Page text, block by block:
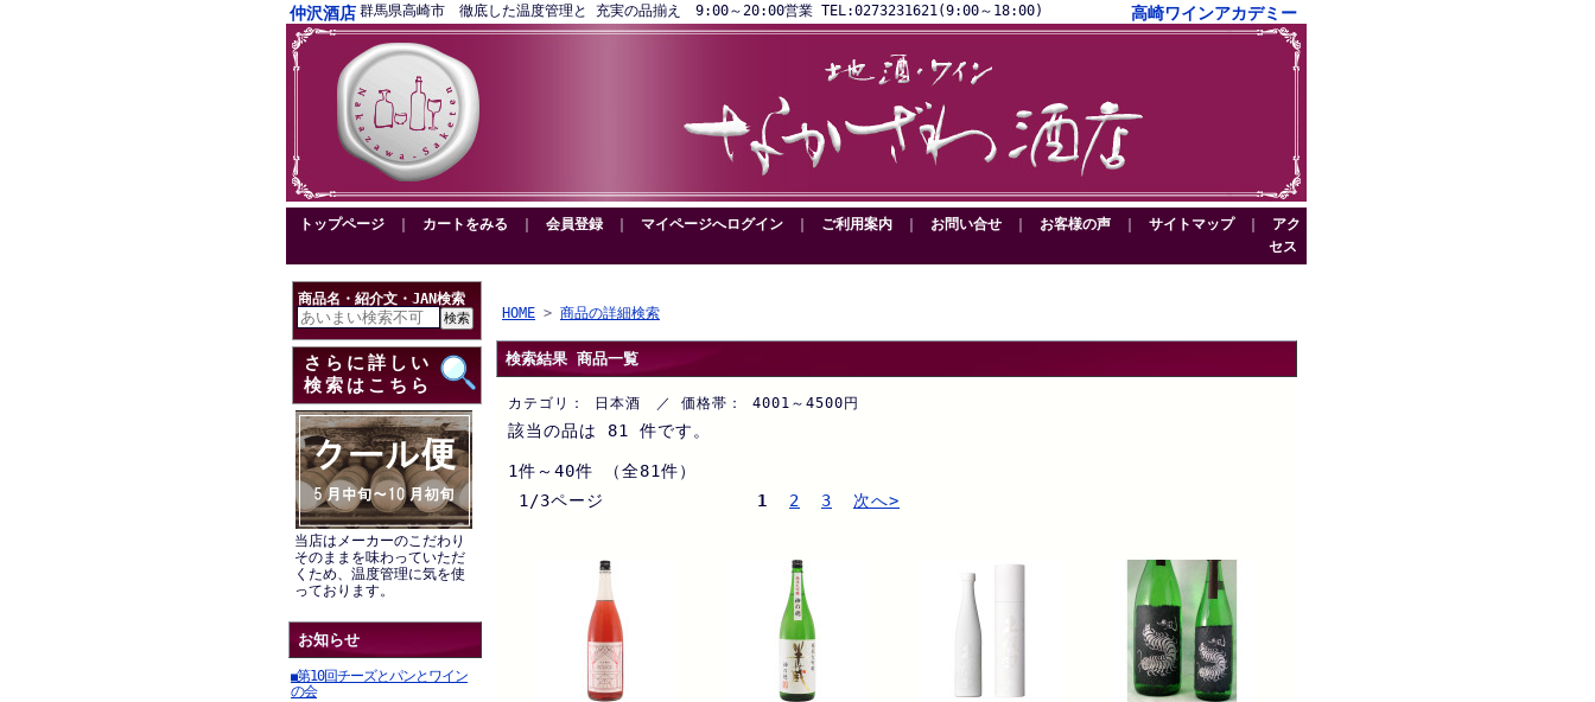
仲沢酒店 群馬県高崎市 徹底した温度管理と 充実の品揃え 9:00～20:00営業 TEL:0273231621(9:00～18:00) 高崎ワインアカデミー
トップページ カートをみる 会員登録 マイページへログイン ご利用案内 お問い合せ お客様の声 サイトマップ
アク
セス
商品名・紹介文・JAN検索
さらに詳しい
検索はこちら
当店はメーカーのこだわり
そのままを味わっていただ
くため、温度管理に気を使
っております。
お知らせ
■第10回チーズとパンとワイン
の会
HOME > 商品の詳細検索
検索結果 商品一覧
カテゴリ： 日本酒 ／ 価格帯： 4001～4500円
該当の品は 81 件です。
1件～40件 （全81件）
1/3ページ
1 2 3 次へ>